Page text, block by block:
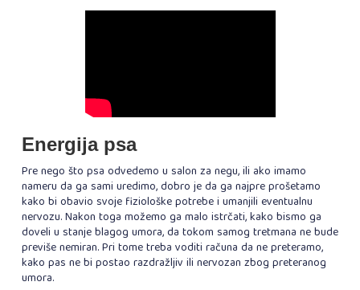
Energija psa
Pre nego što psa odvedemo u salon za negu, ili ako imamo
nameru da ga sami uredimo, dobro je da ga najpre prošetamo
kako bi obavio svoje fiziološke potrebe i umanjili eventualnu
nervozu. Nakon toga možemo ga malo istrčati, kako bismo ga
doveli u stanje blagog umora, da tokom samog tretmana ne bude
previše nemiran. Pri tome treba voditi računa da ne preteramo,
kako pas ne bi postao razdražljiv ili nervozan zbog preteranog
umora.